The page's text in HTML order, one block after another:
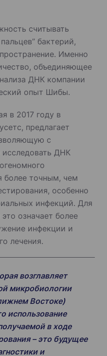
считывать
бактерий,
Именно
объединяющее
ДНК компании
опыт Шибы.
в 2017 году в
предлагает
с
исследовать ДНК
более точным, чем
особенно
инфекций. Для
означает более
инфекции и
лечения.
возглавляет
микробиологии
Востоке)
использование
в ходе
– это будущее
и